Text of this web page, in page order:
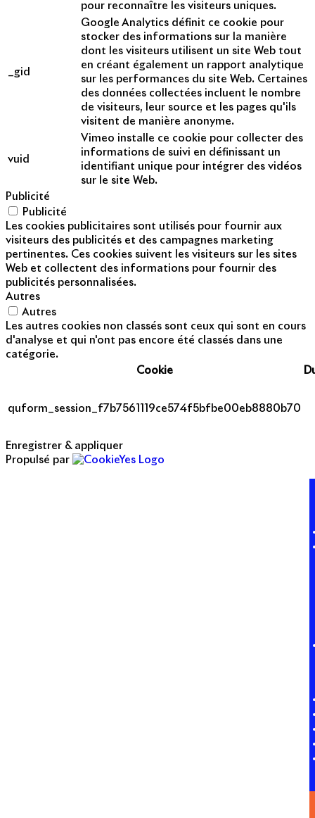
pour reconnaître les visiteurs uniques.
_gid
Google Analytics définit ce cookie pour
stocker des informations sur la manière
dont les visiteurs utilisent un site Web tout
en créant également un rapport analytique
sur les performances du site Web. Certaines
des données collectées incluent le nombre
de visiteurs, leur source et les pages qu'ils
visitent de manière anonyme.
vuid
Vimeo installe ce cookie pour collecter des
informations de suivi en définissant un
identifiant unique pour intégrer des vidéos
sur le site Web.
Publicité
Publicité
Les cookies publicitaires sont utilisés pour fournir aux
visiteurs des publicités et des campagnes marketing
pertinentes. Ces cookies suivent les visiteurs sur les sites
Web et collectent des informations pour fournir des
publicités personnalisées.
Autres
Autres
Les autres cookies non classés sont ceux qui sont en cours
d'analyse et qui n'ont pas encore été classés dans une
catégorie.
Cookie
quform_session_f7b7561119ce574f5bfbe00eb8880b70
Enregistrer & appliquer
Propulsé par